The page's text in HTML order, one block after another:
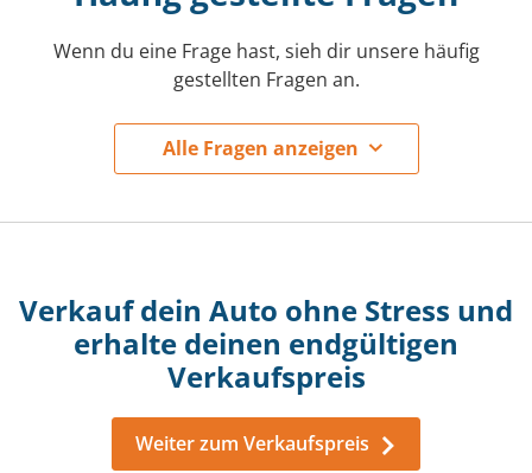
Wenn du eine Frage hast, sieh dir unsere häufig
gestellten Fragen an.
Alle Fragen anzeigen
Wie berechnet ihr meinen Verkaufspreis?
Wie lange dauert es, bis ich mein Angebot
erhalte?
Verkaufe ich mein Auto direkt an euch?
Verkauf dein Auto ohne Stress und
erhalte deinen endgültigen
Verkaufspreis
Weiter zum Verkaufspreis